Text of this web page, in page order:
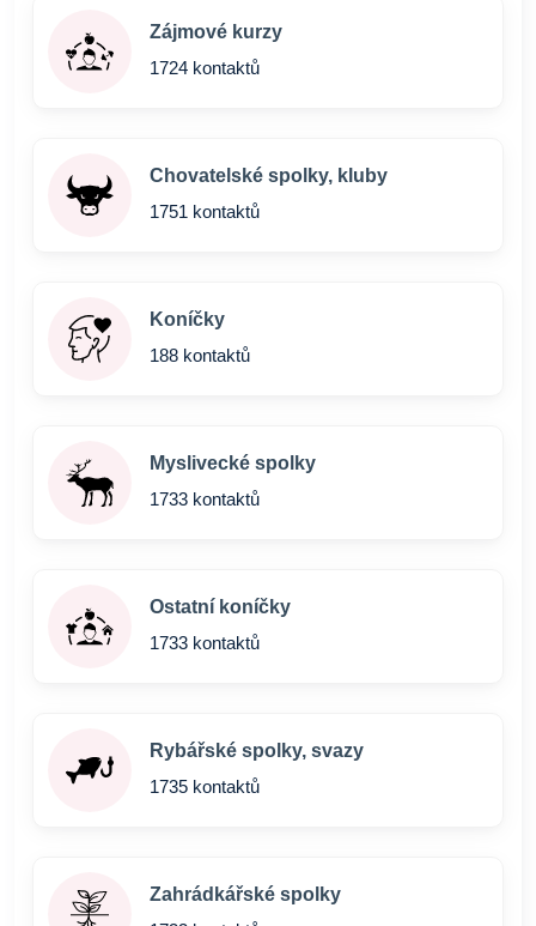
Zájmové kurzy
1724 kontaktů
Chovatelské spolky, kluby
1751 kontaktů
Koníčky
188 kontaktů
Myslivecké spolky
1733 kontaktů
Ostatní koníčky
1733 kontaktů
Rybářské spolky, svazy
1735 kontaktů
Zahrádkářské spolky